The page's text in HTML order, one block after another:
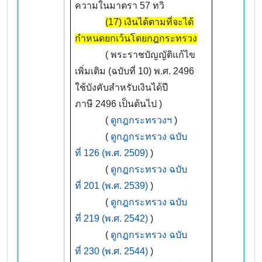
ความในมาตรา 57 ทวิ
(17) เงินได้ตามที่จะได้
กำหนดยกเว้นโดยกฎกระทรวง
( พระราชบัญญัติแก้ไข
เพิ่มเติม (ฉบับที่ 10) พ.ศ. 2496
ใช้บังคับสำหรับเงินได้ปี
ภาษี 2496 เป็นต้นไป )
( ดูกฎกระทรวงฯ )
( ดูกฎกระทรวง ฉบับ
ที่ 126 (พ.ศ. 2509) )
( ดูกฎกระทรวง ฉบับ
ที่ 201 (พ.ศ. 2539) )
( ดูกฎกระทรวง ฉบับ
ที่ 219 (พ.ศ. 2542) )
( ดูกฎกระทรวง ฉบับ
ที่ 230 (พ.ศ. 2544) )